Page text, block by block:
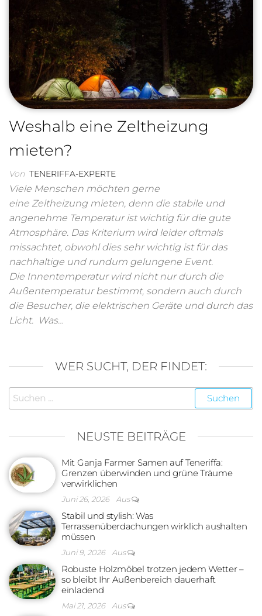
Weshalb eine Zeltheizung
mieten?
Von TENERIFFA-EXPERTE
Viele Menschen möchten gerne
eine Zeltheizung mieten, denn die stabile und
angenehme Temperatur ist wichtig für die gute
Atmosphäre. Das Kriterium wird leider oftmals
missachtet, obwohl dies sehr wichtig ist für das
nachhaltige und rundum gelungene Event.
Die Innentemperatur wird nicht nur durch die
Außentemperatur bestimmt, sondern auch durch
die Besucher, die elektrischen Geräte und durch das
Licht. Was…
WER SUCHT, DER FINDET:
Suchen
nach:
NEUSTE BEITRÄGE
Mit Ganja Farmer Samen auf Teneriffa:
Grenzen überwinden und grüne Träume
verwirklichen
Juni 26, 2026 Aus
Stabil und stylish: Was
Terrassenüberdachungen wirklich aushalten
müssen
Juni 9, 2026 Aus
Robuste Holzmöbel trotzen jedem Wetter –
so bleibt Ihr Außenbereich dauerhaft
einladend
Mai 21, 2026 Aus